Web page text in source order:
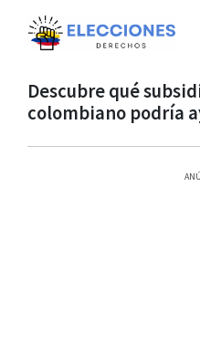
Descubre qué
colombiano podría